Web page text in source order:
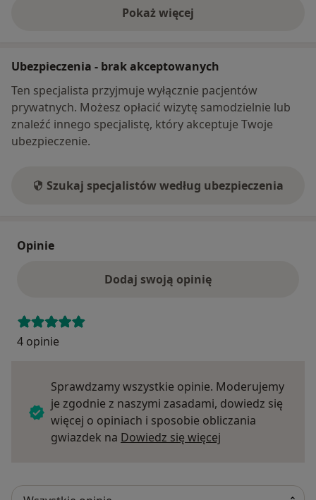
Pokaż więcej
o adresie
Ubezpieczenia - brak akceptowanych
Ten specjalista przyjmuje wyłącznie pacjentów
prywatnych. Możesz opłacić wizytę samodzielnie lub
znaleźć innego specjalistę, który akceptuje Twoje
ubezpieczenie.
Szukaj specjalistów według ubezpieczenia
Opinie
Dodaj swoją opinię
4 opinie
Sprawdzamy wszystkie opinie. Moderujemy
je zgodnie z naszymi zasadami, dowiedz się
więcej o opiniach i sposobie obliczania
gwiazdek na Dowiedz się więcej